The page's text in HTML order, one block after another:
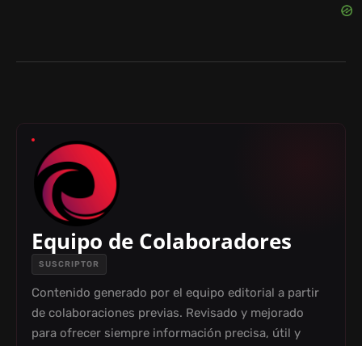
Equipo de Colaboradores
SUSCRIPTOR
Contenido generado por el equipo editorial a partir
de colaboraciones previas. Revisado y mejorado
para ofrecer siempre información precisa, útil y